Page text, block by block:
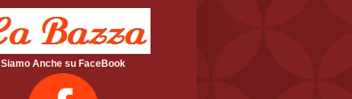
Siamo Anche su FaceBook